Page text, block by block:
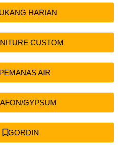
HARIAN
CUSTOM
AIR
GYPSUM
GORDIN